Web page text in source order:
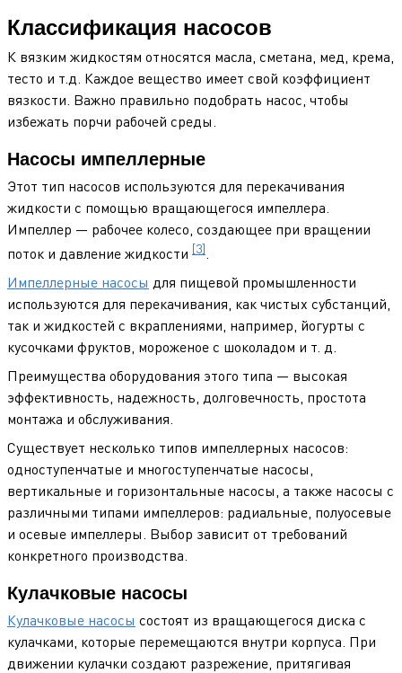
Классификация насосов
К вязким жидкостям относятся масла, сметана, мед, крема,
тесто и т.д. Каждое вещество имеет свой коэффициент
вязкости. Важно правильно подобрать насос, чтобы
избежать порчи рабочей среды.
Насосы импеллерные
Этот тип насосов используются для перекачивания
жидкости с помощью вращающегося импеллера.
Импеллер — рабочее колесо, создающее при вращении
поток и давление жидкости
[3] .
Импеллерные насосы для пищевой промышленности
используются для перекачивания, как чистых субстанций,
так и жидкостей с вкраплениями, например, йогурты с
кусочками фруктов, мороженое с шоколадом и т. д.
Преимущества оборудования этого типа — высокая
эффективность, надежность, долговечность, простота
монтажа и обслуживания.
Существует несколько типов импеллерных насосов:
одноступенчатые и многоступенчатые насосы,
вертикальные и горизонтальные насосы, а также насосы с
различными типами импеллеров: радиальные, полуосевые
и осевые импеллеры. Выбор зависит от требований
конкретного производства.
Кулачковые насосы
Кулачковые насосы состоят из вращающегося диска с
кулачками, которые перемещаются внутри корпуса. При
движении кулачки создают разрежение, притягивая